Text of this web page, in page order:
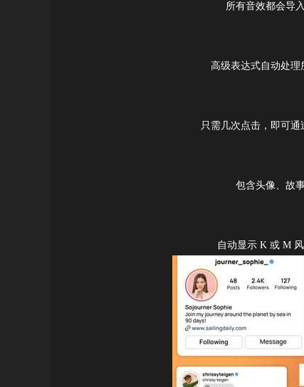
所有音效都会导
高级表达式自动处理
只需几次点击，即可通
包含头像、故
自动显示 K 或 M